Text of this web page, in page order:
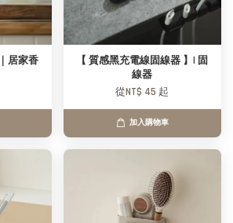
居家香
【 質感黑充電線固線器 】| 固
線器
從NT$ 45 起
加入購物車